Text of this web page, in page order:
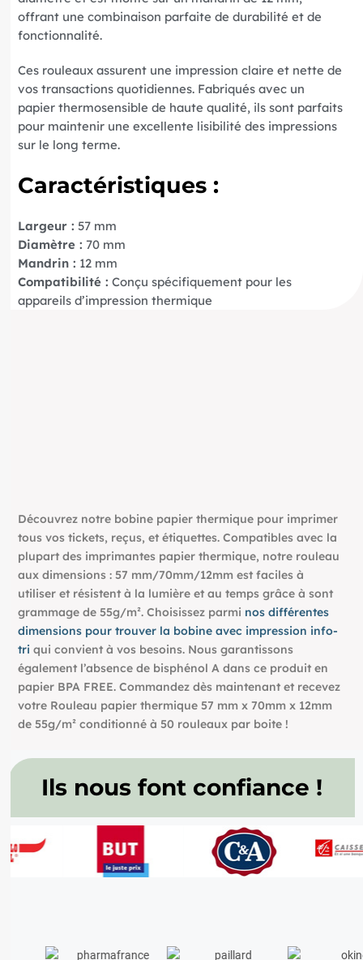
offrant une combinaison parfaite de durabilité et de
fonctionnalité.
Ces rouleaux assurent une impression claire et nette de
vos transactions quotidiennes. Fabriqués avec un
papier thermosensible de haute qualité, ils sont parfaits
pour maintenir une excellente lisibilité des impressions
sur le long terme.
Caractéristiques :
Largeur : 57 mm
Diamètre : 70 mm
Mandrin : 12 mm
Compatibilité : Conçu spécifiquement pour les
appareils d’impression thermique
Découvrez notre bobine papier thermique pour imprimer
tous vos tickets, reçus, et étiquettes. Compatibles avec la
plupart des imprimantes papier thermique, notre rouleau
aux dimensions : 57 mm/70mm/12mm est faciles à
utiliser et résistent à la lumière et au temps grâce à sont
grammage de 55g/m². Choisissez parmi nos différentes
dimensions pour trouver la bobine avec impression info-
tri qui convient à vos besoins. Nous garantissons
également l’absence de bisphénol A dans ce produit en
papier BPA FREE. Commandez dès maintenant et recevez
votre Rouleau papier thermique 57 mm x 70mm x 12mm
de 55g/m² conditionné à 50 rouleaux par boite !
Ils nous font confiance !